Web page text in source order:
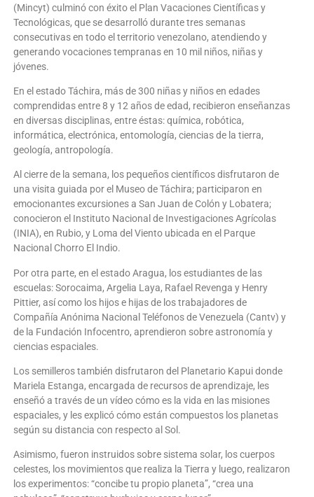
(Mincyt) culminó con éxito el Plan Vacaciones Científicas y
Tecnológicas, que se desarrolló durante tres semanas
consecutivas en todo el territorio venezolano, atendiendo y
generando vocaciones tempranas en 10 mil niños, niñas y
jóvenes.
En el estado Táchira, más de 300 niñas y niños en edades
comprendidas entre 8 y 12 años de edad, recibieron enseñanzas
en diversas disciplinas, entre éstas: química, robótica,
informática, electrónica, entomología, ciencias de la tierra,
geología, antropología.
Al cierre de la semana, los pequeños científicos disfrutaron de
una visita guiada por el Museo de Táchira; participaron en
emocionantes excursiones a San Juan de Colón y Lobatera;
conocieron el Instituto Nacional de Investigaciones Agrícolas
(INIA), en Rubio, y Loma del Viento ubicada en el Parque
Nacional Chorro El Indio.
Por otra parte, en el estado Aragua, los estudiantes de las
escuelas: Sorocaima, Argelia Laya, Rafael Revenga y Henry
Pittier, así como los hijos e hijas de los trabajadores de
Compañía Anónima Nacional Teléfonos de Venezuela (Cantv) y
de la Fundación Infocentro, aprendieron sobre astronomía y
ciencias espaciales.
Los semilleros también disfrutaron del Planetario Kapui donde
Mariela Estanga, encargada de recursos de aprendizaje, les
enseñó a través de un vídeo cómo es la vida en las misiones
espaciales, y les explicó cómo están compuestos los planetas
según su distancia con respecto al Sol.
Asimismo, fueron instruidos sobre sistema solar, los cuerpos
celestes, los movimientos que realiza la Tierra y luego, realizaron
los experimentos: “concibe tu propio planeta”, “crea una